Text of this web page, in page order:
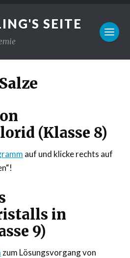
SEITE
(Klasse 8)
auf und klicke rechts auf
in
9)
zum Lösungsvorgang von